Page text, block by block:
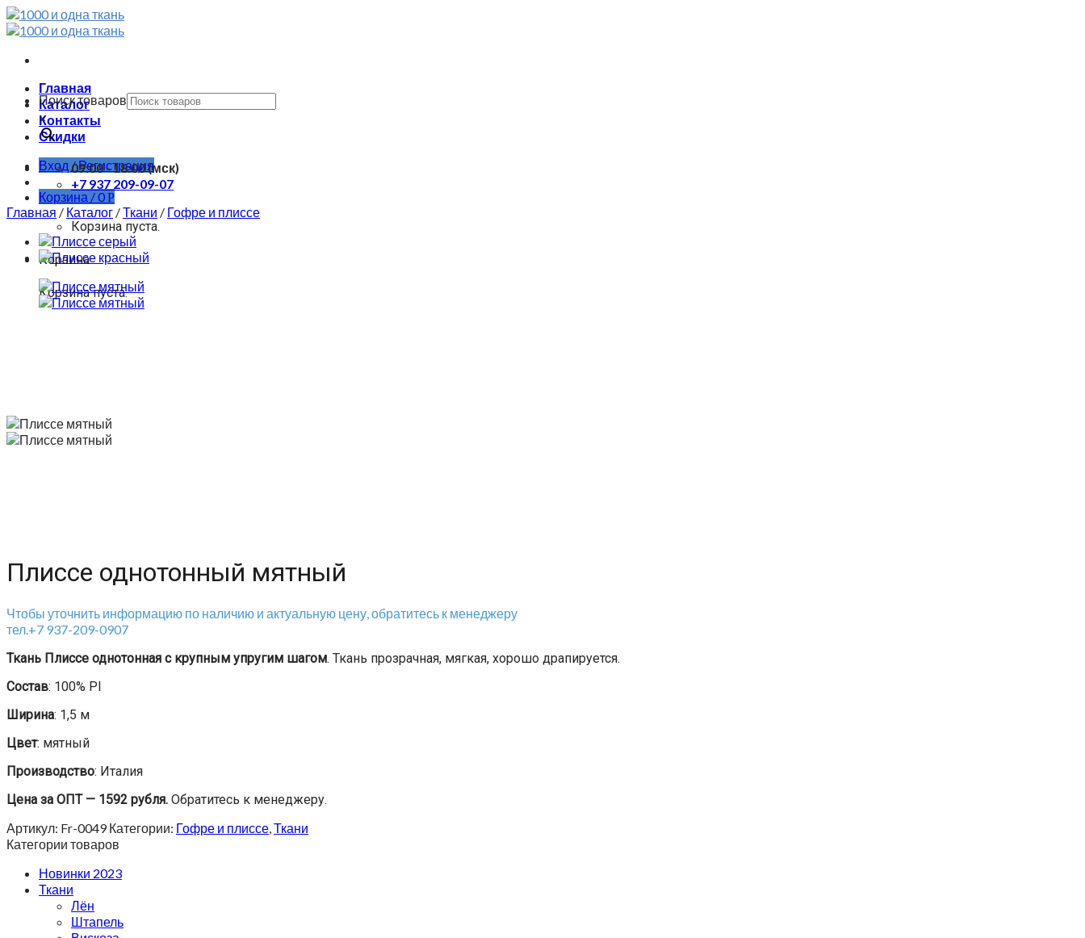
Skip
to
Главная
Каталог
Контакты
Скидки
Вход / Регистрация
Корзина /0Р
Корзина пуста.
Корзина
Корзина пуста.
Поиск товаров
×
09:00 - 18:00 (мск)
+7 937 209-09-07
Главная / Каталог /Ткани / Гофре и плиссе
Плиссе однотонный мятный
Чтобы уточнить информацию по наличию и актуальную цену, обратитесь к менеджеру
тел.+7 937-209-0907
Ткань Плиссе однотонная с крупным упругим шагом. Ткань прозрачная, мягкая, хорошо драпируется.
Состав: 100% Pl
Ширина: 1,5 м
Цвет: мятный
Производство: Италия
Цена за ОПТ — 1592 рубля. Обратитесь к менеджеру.
Артикул: Fr-0049 Категории: Гофре и плиссе,Ткани
Категории товаров
Новинки 2023
Ткани
Лён
Штапель